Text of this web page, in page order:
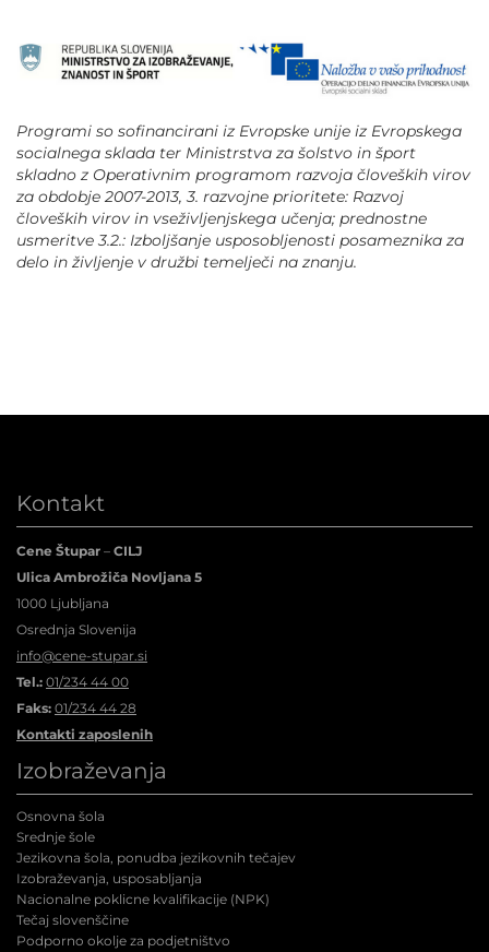
Programi so sofinancirani iz Evropske unije iz Evropskega
socialnega sklada ter Ministrstva za šolstvo in šport
skladno z Operativnim programom razvoja človeških virov
za obdobje 2007-2013, 3. razvojne prioritete: Razvoj
človeških virov in vseživljenjskega učenja; prednostne
usmeritve 3.2.: Izboljšanje usposobljenosti posameznika za
delo in življenje v družbi temelječi na znanju.
Kontakt
Cene Štupar – CILJ
Ulica Ambrožiča Novljana 5
1000 Ljubljana
Osrednja Slovenija
info@cene-stupar.si
Tel.: 01/234 44 00
Faks: 01/234 44 28
Kontakti zaposlenih
Izobraževanja
Osnovna šola
Srednje šole
Jezikovna šola, ponudba jezikovnih tečajev
Izobraževanja, usposabljanja
Nacionalne poklicne kvalifikacije (NPK)
Tečaj slovenščine
Podporno okolje za podjetništvo